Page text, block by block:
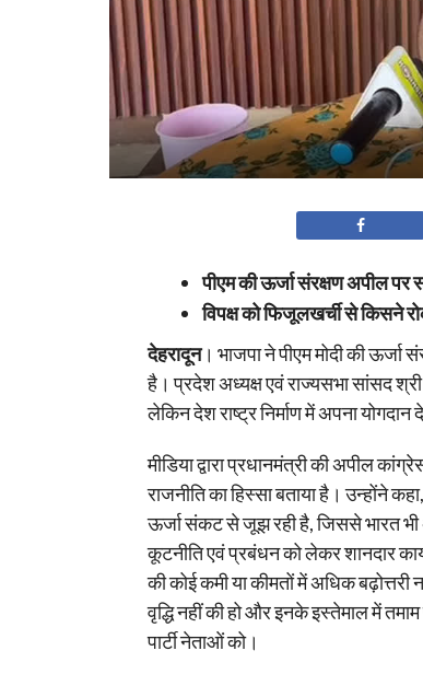
पीएम की ऊर्जा संरक्षण अपील पर
विपक्ष को फिजूलखर्ची से किसने
देहरादून। भाजपा ने पीएम मोदी की ऊर्जा
है। प्रदेश अध्यक्ष एवं राज्यसभा सांसद
लेकिन देश राष्ट्र निर्माण में अपना योगदान
मीडिया द्वारा प्रधानमंत्री की अपील
राजनीति का हिस्सा बताया है। उन्होंने
ऊर्जा संकट से जूझ रही है, जिससे भारत
कूटनीति एवं प्रबंधन को लेकर शानदार
की कोई कमी या कीमतों में अधिक
वृद्धि नहीं की हो और इनके इस्तेमाल में
पार्टी नेताओं को।